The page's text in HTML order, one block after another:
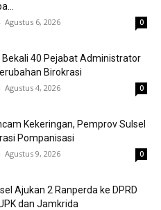
- Agustus 6, 2026 0
Bekali 40 Pejabat Administrator
Birokrasi
- Agustus 4, 2026 0
Kekeringan, Pemprov Sulsel
Pompanisasi
- Agustus 9, 2026 0
Ajukan 2 Ranperda ke DPRD
dan Jamkrida